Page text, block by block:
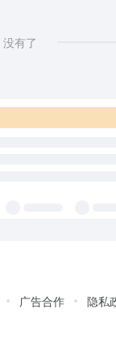
没有了
广告合作 隐私